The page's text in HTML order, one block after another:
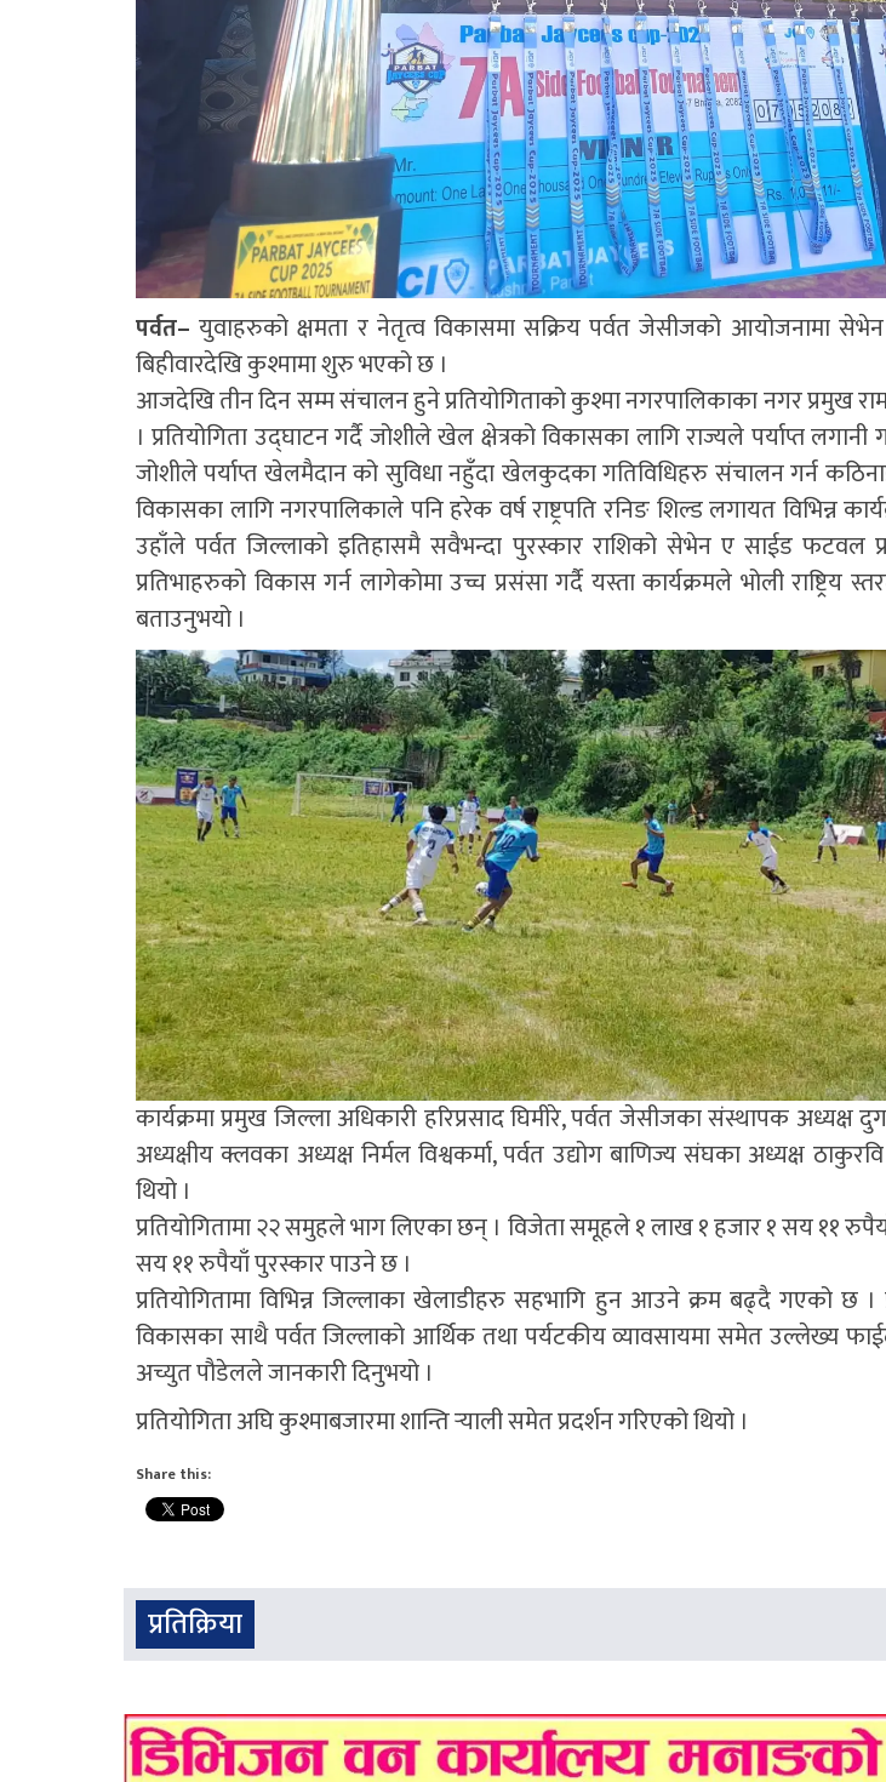
पर्वत– युवाहरुको क्षमता र नेतृत्व विकासमा सक्रिय पर्वत जेसीजको आयोजनामा
बिहीवारदेखि कुश्मामा शुरु भएको छ ।
आजदेखि तीन दिन सम्म संचालन हुने प्रतियोगिताको कुश्मा नगरपालिकाका नगर प्रमुख
। प्रतियोगिता उद्घाटन गर्दै जोशीले खेल क्षेत्रको विकासका लागि राज्यले पर्याप्त
जोशीले पर्याप्त खेलमैदान को सुविधा नहुँदा खेलकुदका गतिविधिहरु संचालन गर्न
विकासका लागि नगरपालिकाले पनि हरेक वर्ष राष्ट्रपति रनिङ शिल्ड लगायत विभिन्न
उहाँले पर्वत जिल्लाको इतिहासमै सवैभन्दा पुरस्कार राशिको सेभेन ए साईड फटवल
प्रतिभाहरुको विकास गर्न लागेकोमा उच्च प्रसंसा गर्दै यस्ता कार्यक्रमले भोली राष्ट्रिय
बताउनुभयो ।
कार्यक्रमा प्रमुख जिल्ला अधिकारी हरिप्रसाद घिमीरे, पर्वत जेसीजका संस्थापक अध्यक्ष
अध्यक्षीय क्लवका अध्यक्ष निर्मल विश्वकर्मा, पर्वत उद्योग बाणिज्य संघका अध्यक्ष
थियो ।
प्रतियोगितामा २२ समुहले भाग लिएका छन् । विजेता समूहले १ लाख १ हजार १ सय ११
सय ११ रुपैयाँ पुरस्कार पाउने छ ।
प्रतियोगितामा विभिन्न जिल्लाका खेलाडीहरु सहभागि हुन आउने क्रम बढ्दै गएको छ ।
विकासका साथै पर्वत जिल्लाको आर्थिक तथा पर्यटकीय व्यावसायमा समेत उल्लेख्य
अच्युत पौडेलले जानकारी दिनुभयो ।
प्रतियोगिता अघि कुश्माबजारमा शान्ति र्‍याली समेत प्रदर्शन गरिएको थियो ।
Share this:
प्रतिक्रिया